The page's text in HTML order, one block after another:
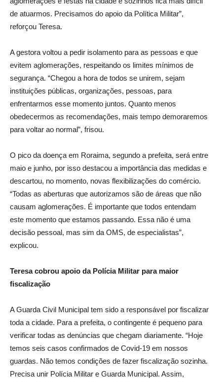
de atuarmos. Precisamos do apoio da Política Militar”,
reforçou Teresa.
A gestora voltou a pedir isolamento para as pessoas e que
evitem aglomerações, respeitando os limites mínimos de
segurança. “Chegou a hora de todos se unirem, sejam
instituições públicas, organizações, pessoas, para
enfrentarmos esse momento juntos. Quanto menos
obedecermos as recomendações, mais tempo demoraremos
para voltar ao normal”, frisou.
O pico da doença em Roraima, segundo a prefeita, será entre
maio e junho, por isso destacou a importância das medidas e
descartou, no momento, novas flexibilizações do comércio.
“Todas as aberturas que autorizamos são de áreas que não
causam aglomerações. É importante que todos entendam
este momento que estamos passando. Essa não é uma
decisão pessoal, mas sim da OMS, de especialistas”,
explicou.
Teresa cobrou apoio da Polícia Militar para maior
fiscalização
A Guarda Civil Municipal tem sido a responsável por fiscalizar
toda a cidade. Para a prefeita, o contingente é pequeno para
verificar todas as denúncias que chegam diariamente. “Hoje
temos seis casos confirmados de Covid-19 em nossos
guardas. Não temos condições de fazer fiscalização sozinha.
Precisa unir Polícia Militar e Guarda Municipal. Assim,